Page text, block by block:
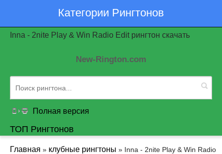
Категории Рингтонов
Inna - 2nite Play & Win Radio Edit рингтон скачать
New-Rington.com
Полная версия
ТОП Рингтонов
Главная » клубные рингтоны » Inna - 2nite Play & Win Radio